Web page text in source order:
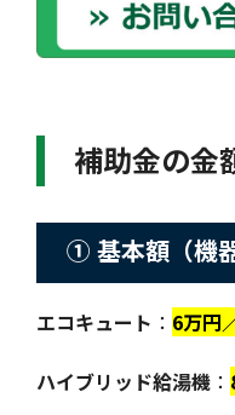
補助金の金
① 基本額（機
エコキュート ： 6万円
ハイブリッド給湯機 ：